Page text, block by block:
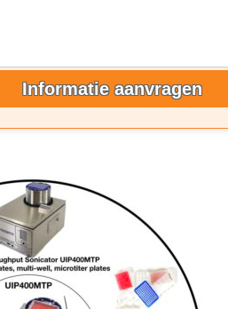
Informatie aanvragen